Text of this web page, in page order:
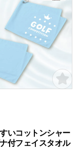
いコットンシャー
付フェイスタオル